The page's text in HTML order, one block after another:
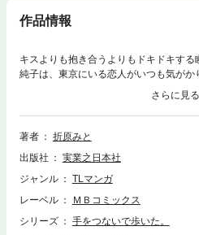
作品情報
キスよりも抱き合うよりもドキドキす
純子は、東京にいる恋人がいつも気が
ができたのだが、その相手とは……!?
歩きだす……。折原みとが描く青春ラブ
著者
折原みと
出版社
実業之日本社
ジャンル
TLマンガ
レーベル
ＭＢコミックス
シリーズ
手をつないで歩いた。